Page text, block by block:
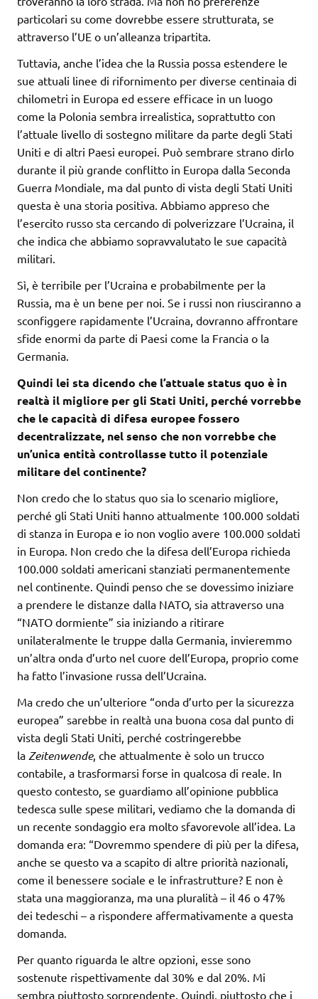
particolari su come dovrebbe essere strutturata, se
attraverso l’UE o un’alleanza tripartita.
Tuttavia, anche l’idea che la Russia possa estendere le
sue attuali linee di rifornimento per diverse centinaia di
chilometri in Europa ed essere efficace in un luogo
come la Polonia sembra irrealistica, soprattutto con
l’attuale livello di sostegno militare da parte degli Stati
Uniti e di altri Paesi europei. Può sembrare strano dirlo
durante il più grande conflitto in Europa dalla Seconda
Guerra Mondiale, ma dal punto di vista degli Stati Uniti
questa è una storia positiva. Abbiamo appreso che
l’esercito russo sta cercando di polverizzare l’Ucraina, il
che indica che abbiamo sopravvalutato le sue capacità
militari.
Sì, è terribile per l’Ucraina e probabilmente per la
Russia, ma è un bene per noi. Se i russi non riusciranno a
sconfiggere rapidamente l’Ucraina, dovranno affrontare
sfide enormi da parte di Paesi come la Francia o la
Germania.
Quindi lei sta dicendo che l’attuale status quo è in
realtà il migliore per gli Stati Uniti, perché vorrebbe
che le capacità di difesa europee fossero
decentralizzate, nel senso che non vorrebbe che
un’unica entità controllasse tutto il potenziale
militare del continente?
Non credo che lo status quo sia lo scenario migliore,
perché gli Stati Uniti hanno attualmente 100.000 soldati
di stanza in Europa e io non voglio avere 100.000 soldati
in Europa. Non credo che la difesa dell’Europa richieda
100.000 soldati americani stanziati permanentemente
nel continente. Quindi penso che se dovessimo iniziare
a prendere le distanze dalla NATO, sia attraverso una
“NATO dormiente” sia iniziando a ritirare
unilateralmente le truppe dalla Germania, invieremmo
un’altra onda d’urto nel cuore dell’Europa, proprio come
ha fatto l’invasione russa dell’Ucraina.
Ma credo che un’ulteriore “onda d’urto per la sicurezza
europea” sarebbe in realtà una buona cosa dal punto di
vista degli Stati Uniti, perché costringerebbe
la Zeitenwende, che attualmente è solo un trucco
contabile, a trasformarsi forse in qualcosa di reale. In
questo contesto, se guardiamo all’opinione pubblica
tedesca sulle spese militari, vediamo che la domanda di
un recente sondaggio era molto sfavorevole all’idea. La
domanda era: “Dovremmo spendere di più per la difesa,
anche se questo va a scapito di altre priorità nazionali,
come il benessere sociale e le infrastrutture? E non è
stata una maggioranza, ma una pluralità – il 46 o 47%
dei tedeschi – a rispondere affermativamente a questa
domanda.
Per quanto riguarda le altre opzioni, esse sono
sostenute rispettivamente dal 30% e dal 20%. Mi
sembra piuttosto sorprendente. Quindi, piuttosto che i